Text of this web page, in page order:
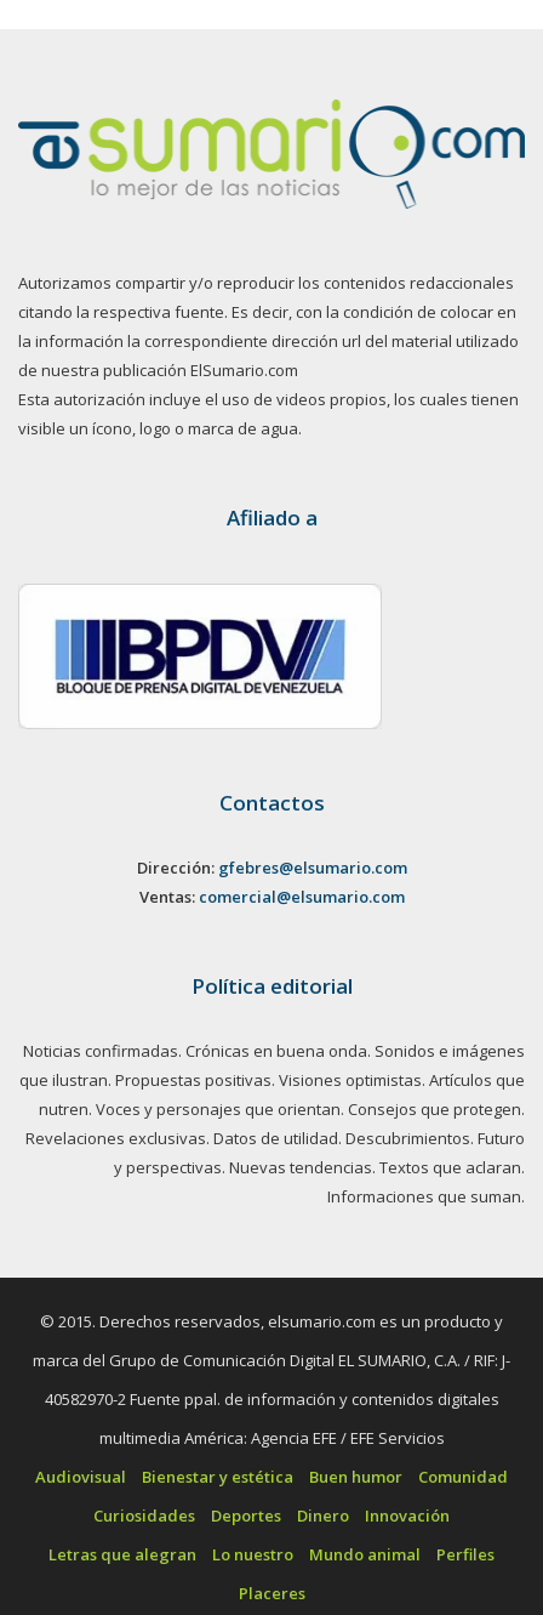
Autorizamos compartir y/o reproducir los contenidos redaccionales
citando la respectiva fuente. Es decir, con la condición de colocar en
la información la correspondiente dirección url del material utilizado
de nuestra publicación ElSumario.com
Esta autorización incluye el uso de videos propios, los cuales tienen
visible un ícono, logo o marca de agua.
Afiliado a
Contactos
Dirección: gfebres@elsumario.com
Ventas: comercial@elsumario.com
Política editorial
Noticias confirmadas. Crónicas en buena onda. Sonidos e imágenes
que ilustran. Propuestas positivas. Visiones optimistas. Artículos que
nutren. Voces y personajes que orientan. Consejos que protegen.
Revelaciones exclusivas. Datos de utilidad. Descubrimientos. Futuro
y perspectivas. Nuevas tendencias. Textos que aclaran.
Informaciones que suman.
© 2015. Derechos reservados, elsumario.com es un producto y
marca del Grupo de Comunicación Digital EL SUMARIO, C.A. / RIF: J-
40582970-2 Fuente ppal. de información y contenidos digitales
multimedia América: Agencia EFE / EFE Servicios
Audiovisual
Bienestar y estética Buen humor
Comunidad
Curiosidades
Deportes Dinero
Innovación
Letras que alegran
Lo nuestro Mundo animal
Perfiles
Placeres